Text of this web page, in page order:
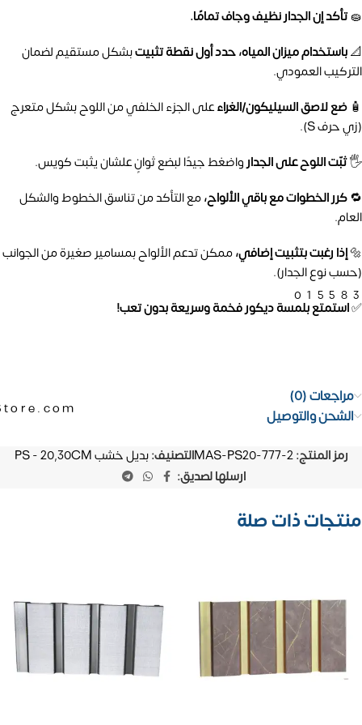
🧽تأكد إن الجدار نظيف وجاف تمامًا.
📐باستخدام ميزان المياه، حدد أول نقطة تثبيتبشكل مستقيم لضمان
التركيب العمودي.
🧴 ضع لاصق السيليكون/الغراءعلى الجزء الخلفي من اللوح بشكل متعرج
(زي حرف S).
🖐️ثبّت اللوح على الجدارواضغط جيدًا لبضع ثوانٍ علشان يثبت كويس.
🔁كرر الخطوات مع باقي الألواح،مع التأكد من تناسق الخطوط والشكل
العام.
🔩إذا رغبت بتثبيت إضافي،ممكن تدعم الألواح بمسامير صغيرة من الجوانب
(حسب نوع الجدار).
✅استمتع بلمسة ديكور فخمة وسريعة بدون تعب!
مراجعات (0)
الشحن والتوصيل
رمز المنتج:MAS-PS20-777-2التصنيف:بديل خشب PS - 20,30CM
ارسلها لصديق:
منتجات ذات صلة